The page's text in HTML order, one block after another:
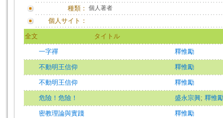
種類： 個人著者
個人サイト：
全文 タイトル
一字禪 釋惟勵
不動明王信仰 釋惟勵
不動明王信仰 釋惟勵
危險！危險！ 盛永宗興; 釋惟
密教理論與實踐 釋惟勵